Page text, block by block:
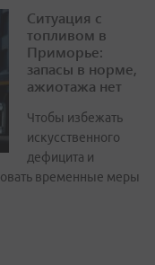
Ситуация с
топливом в
Приморье:
запасы в норме,
ажиотажа нет
Чтобы избежать
искусственного
дефицита и
временные меры